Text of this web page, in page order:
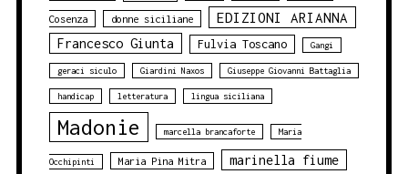
Cosenza donne siciliane EDIZIONI ARIANNA
Francesco Giunta Fulvia Toscano Gangi
geraci siculo Giardini Naxos Giuseppe Giovanni Battaglia
handicap letteratura lingua siciliana
Madonie marcella brancaforte Maria
Occhipinti Maria Pina Mitra marinella fiume